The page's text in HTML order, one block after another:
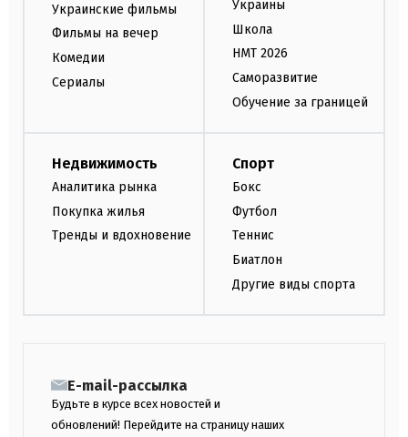
Украинские фильмы
Фильмы на вечер
Комедии
Сериалы
Украины
Школа
НМТ 2026
Саморазвитие
Обучение за границей
Недвижимость
Аналитика рынка
Покупка жилья
Тренды и вдохновение
Спорт
Бокс
Футбол
Теннис
Биатлон
Другие виды спорта
E-mail-рассылка
Будьте в курсе всех новостей и
обновлений! Перейдите на страницу наших